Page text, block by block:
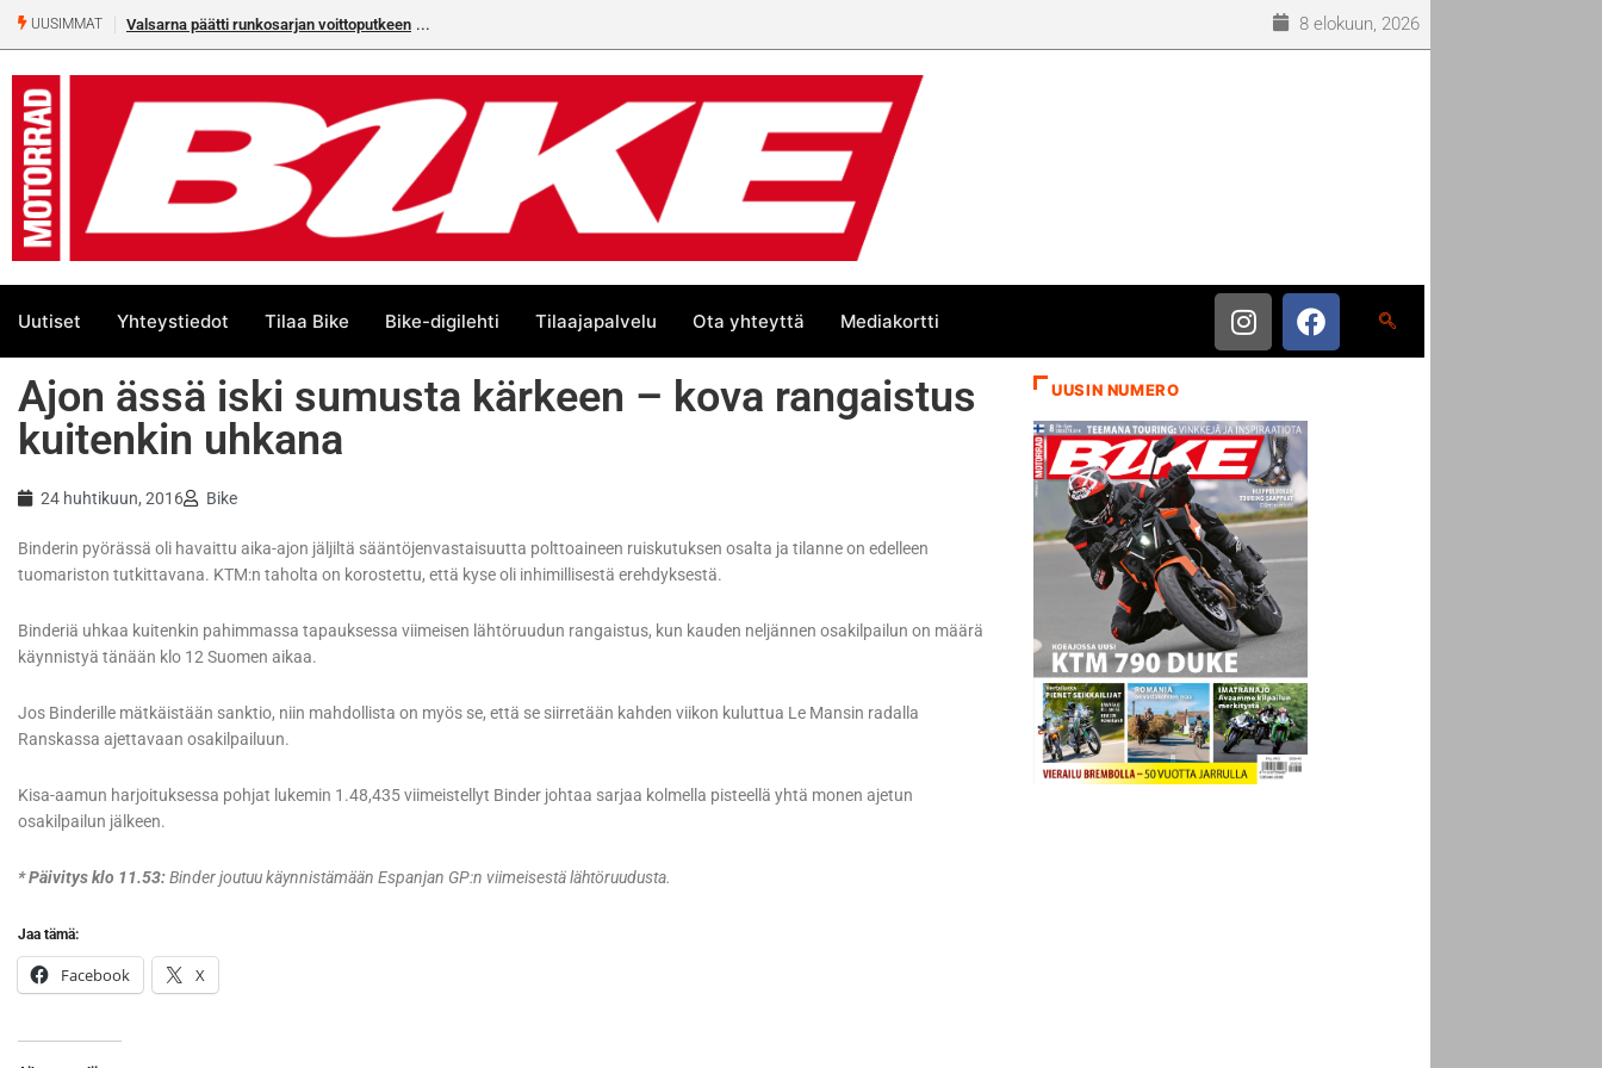
UUSIMMAT Valsarna päätti runkosarjan voittoputkeen 8 elokuun, 2026
Uutiset Yhteystiedot Tilaa Bike Bike-digilehti Tilaajapalvelu Ota yhteyttä Mediakortti
Ajon ässä iski sumusta kärkeen – kova rangaistus
kuitenkin uhkana
24 huhtikuun, 2016 Bike
Binderin pyörässä oli havaittu aika-ajon jäljiltä sääntöjenvastaisuutta polttoaineen ruiskutuksen osalta ja tilanne on edelleen
tuomariston tutkittavana. KTM:n taholta on korostettu, että kyse oli inhimillisestä erehdyksestä.
Binderiä uhkaa kuitenkin pahimmassa tapauksessa viimeisen lähtöruudun rangaistus, kun kauden neljännen osakilpailun on määrä
käynnistyä tänään klo 12 Suomen aikaa.
Jos Binderille mätkäistään sanktio, niin mahdollista on myös se, että se siirretään kahden viikon kuluttua Le Mansin radalla
Ranskassa ajettavaan osakilpailuun.
Kisa-aamun harjoituksessa pohjat lukemin 1.48,435 viimeistellyt Binder johtaa sarjaa kolmella pisteellä yhtä monen ajetun
osakilpailun jälkeen.
* Päivitys klo 11.53:Binder joutuu käynnistämään Espanjan GP:n viimeisestä lähtöruudusta.
Jaa tämä:
Facebook X
UUSIN NUMERO